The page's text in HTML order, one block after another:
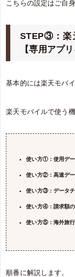
こちらの設定はご自
STEP③：楽
【専用アプ
基本的には楽天モバ
楽天モバイルで使う
使い方①：使用デ
使い方②：高速デー
使い方③：データ
使い方④：請求額
使い方⑤：海外旅行
順番に解説します。